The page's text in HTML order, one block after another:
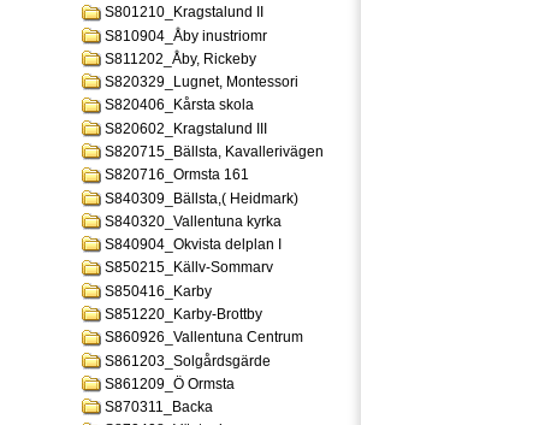
S801210_Kragstalund II
S810904_Åby inustriomr
S811202_Åby, Rickeby
S820329_Lugnet, Montessori
S820406_Kårsta skola
S820602_Kragstalund III
S820715_Bällsta, Kavallerivägen
S820716_Ormsta 161
S840309_Bällsta,( Heidmark)
S840320_Vallentuna kyrka
S840904_Okvista delplan I
S850215_Källv-Sommarv
S850416_Karby
S851220_Karby-Brottby
S860926_Vallentuna Centrum
S861203_Solgårdsgärde
S861209_Ö Ormsta
S870311_Backa